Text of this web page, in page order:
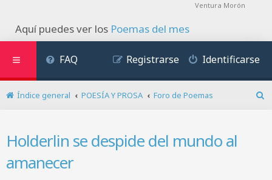
Ventura Morón
Aquí puedes ver los Poemas del mes
FAQ Identificarse
Registrarse
Índice general POESÍA Y PROSA
Foro de Poemas
Holderlin se despide del mundo al
amanecer